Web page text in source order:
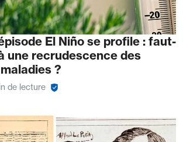
El Niño se profile : faut-
une recrudescence des
?
de lecture